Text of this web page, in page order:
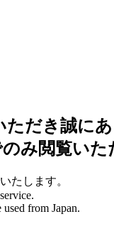
だき誠に
み閲覧いた
たします。
from Japan.